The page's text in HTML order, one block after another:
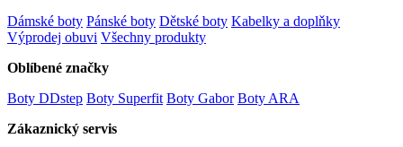
Dámské boty Pánské boty Dětské boty Kabelky a doplňky
Výprodej obuvi Všechny produkty
Oblíbené značky
Boty DDstep Boty Superfit Boty Gabor Boty ARA
Zákaznický servis